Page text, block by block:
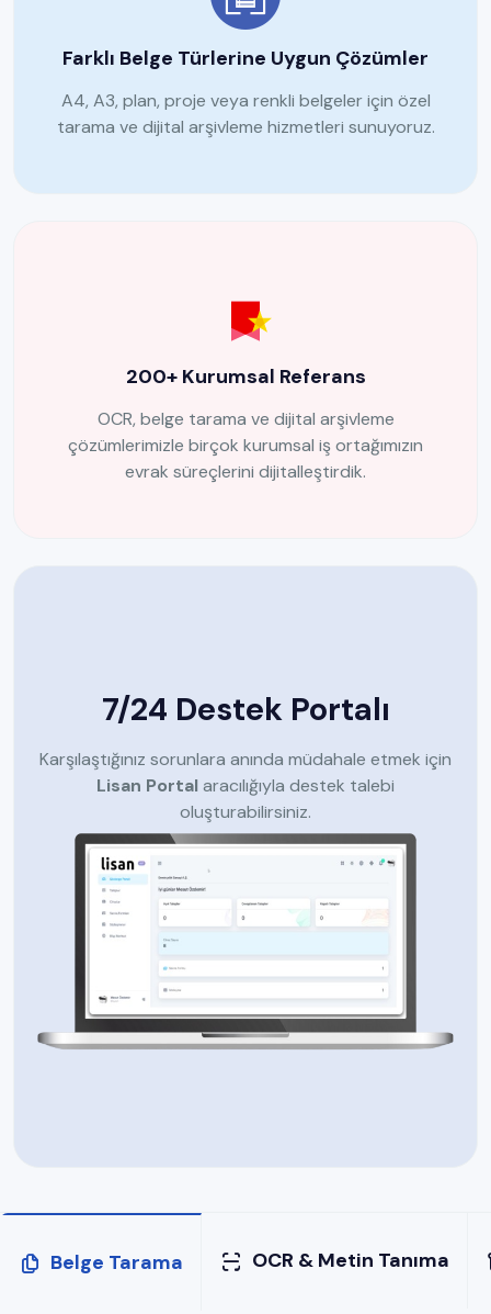
7/24 Destek Portalı
Karşılaştığınız sorunlara anında müdahale etmek için
Lisan Portal aracılığıyla destek talebi
oluşturabilirsiniz.
Farklı Belge Türlerine Uygun Çözümler
A4, A3, plan, proje veya renkli belgeler için özel
tarama ve dijital arşivleme hizmetleri sunuyoruz.
200+ Kurumsal Referans
OCR, belge tarama ve dijital arşivleme
çözümlerimizle birçok kurumsal iş ortağımızın
evrak süreçlerini dijitalleştirdik.
Belge Tarama OCR & Metin Tanıma